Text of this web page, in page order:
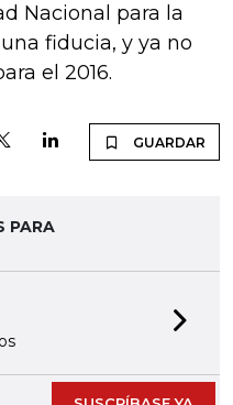
Nacional para la
fiducia, y ya no
el 2016.
GUARDAR
PARA